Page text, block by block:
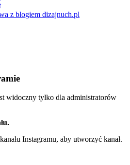
z blogiem dizajnuch.pl
widoczny tylko dla administratorów
Instagramu, aby utworzyć kanał.